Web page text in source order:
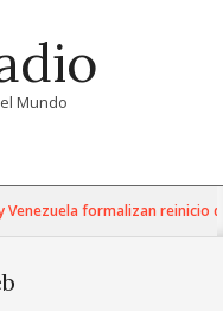
Mundo
formalizan reinicio de